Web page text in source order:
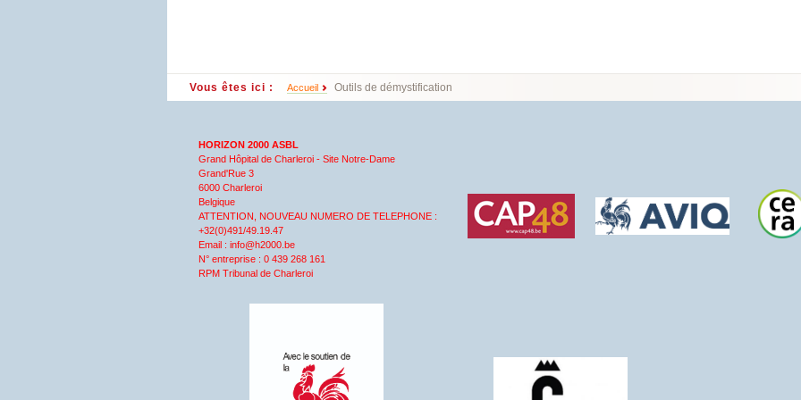
Vous êtes ici : Accueil Outils de démystification
HORIZON 2000 ASBL
Grand Hôpital de Charleroi - Site Notre-Dame
Grand'Rue 3
6000 Charleroi
Belgique
ATTENTION, NOUVEAU NUMERO DE TELEPHONE :
+32(0)491/49.19.47
Email : info@h2000.be
N° entreprise : 0 439 268 161
RPM Tribunal de Charleroi